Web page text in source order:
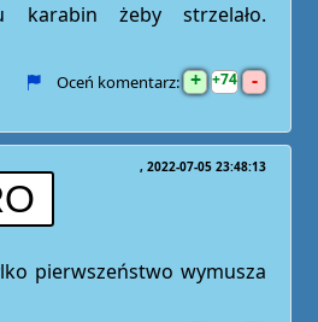
karabin żeby strzelało.
Oceń komentarz: + 74 -
2022-07-05 23:48:13
pierwszeństwo wymusza